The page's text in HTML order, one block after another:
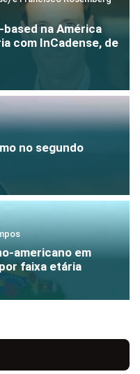
na América
com InCadense, de
no segundo
americano em
faixa etária